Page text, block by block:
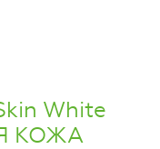
White
КОЖА